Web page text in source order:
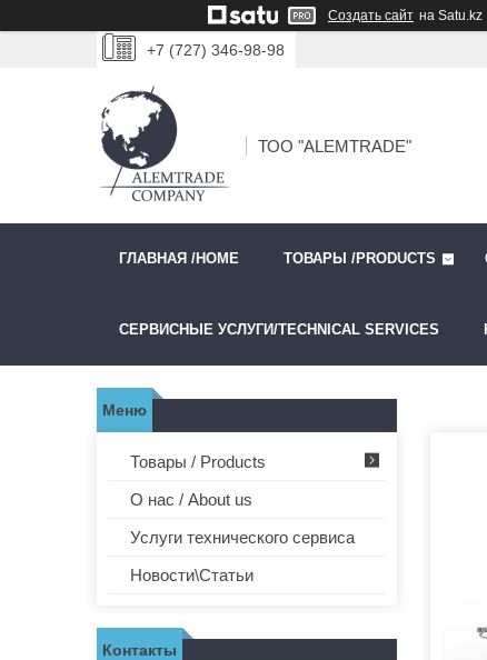
Создать сайт на Satu.kz
+7 (727) 346-98-98
ТОО "ALEMTRADE"
ГЛАВНАЯ /HOME ТОВАРЫ /PRODUCTS
СЕРВИСНЫЕ УСЛУГИ/TECHNICAL SERVICES
Товары / Products
О нас / About us
Услуги технического сервиса
Новости\Статьи
Контакты